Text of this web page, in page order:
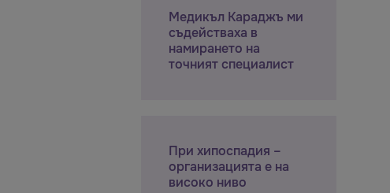
Медикъл Караджъ ми
съдействаха в
намирането на
точният специалист
При хипоспадия –
организацията е на
високо ниво